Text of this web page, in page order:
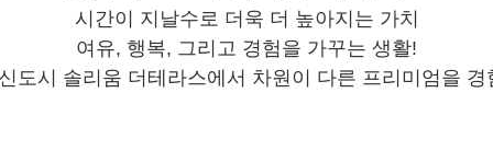
시간이 지날수로 더욱 더 높아지는 가치
여유, 행복, 그리고 경험을 가꾸는 생활!
도시 솔리움 더테라스에서 차원이 다른 프리미엄을 경